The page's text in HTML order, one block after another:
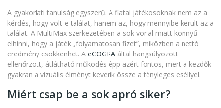
A gyakorlati tanulság egyszerű. A fiatal játékosoknak nem az a
kérdés, hogy volt-e találat, hanem az, hogy mennyibe került az a
találat. A MultiMax szerkezetében a sok vonal miatt könnyű
elhinni, hogy a játék „folyamatosan fizet”, miközben a nettó
eredmény csökkenhet. A eCOGRA által hangsúlyozott
ellenőrzött, átlátható működés épp azért fontos, mert a kezdők
gyakran a vizuális élményt keverik össze a tényleges eséllyel.
Miért csap be a sok apró siker?